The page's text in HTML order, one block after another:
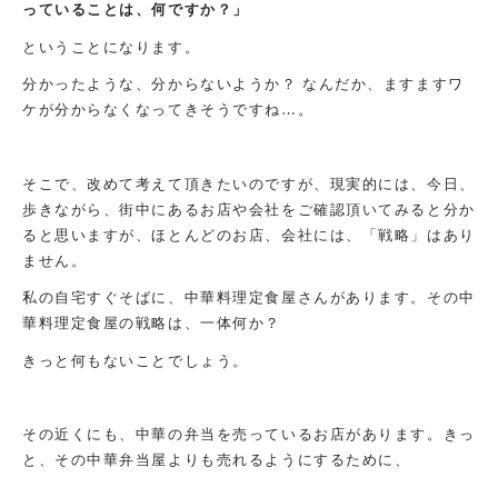
っていることは、何ですか？」
ということになります。
分かったような、分からないようか？ なんだか、ますますワ
ケが分からなくなってきそうですね…。
そこで、改めて考えて頂きたいのですが、現実的には、今日、
歩きながら、街中にあるお店や会社をご確認頂いてみると分か
ると思いますが、ほとんどのお店、会社には、「戦略」はあり
ません。
私の自宅すぐそばに、中華料理定食屋さんがあります。その中
華料理定食屋の戦略は、一体何か？
きっと何もないことでしょう。
その近くにも、中華の弁当を売っているお店があります。きっ
と、その中華弁当屋よりも売れるようにするために、